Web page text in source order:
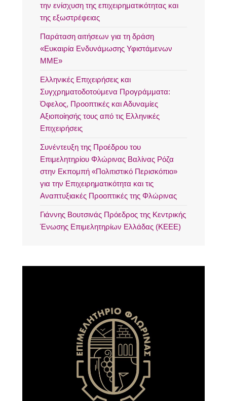
την ενίσχυση της επιχειρηματικότητας και
της εξωστρέφειας
Παράταση αιτήσεων για τη δράση
«Ευκαιρία Ενδυνάμωσης Υφιστάμενων
ΜΜΕ»
Ελληνικές Επιχειρήσεις και
Συγχρηματοδοτούμενα Προγράμματα:
Όφελος, Προοπτικές και Αδυναμίες
Αξιοποίησής τους από τις Ελληνικές
Επιχειρήσεις
Συνέντευξη της Προέδρου του
Επιμελητηρίου Φλώρινας Βαλίνας Ρόζα
στην Εκπομπή «Πολιτιστικό Περισκόπιο»
για την Επιχειρηματικότητα και τις
Αναπτυξιακές Προοπτικές της Φλώρινας
Γιάννης Βουτσινάς Πρόεδρος της Κεντρικής
Ένωσης Επιμελητηρίων Ελλάδας (ΚΕΕΕ)